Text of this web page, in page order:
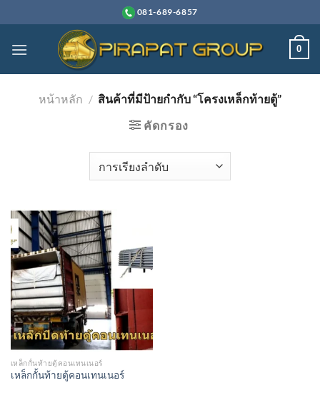
ไป
081-689-6857
0
หน้าหลัก / สินค้าที่มีป้ายกำกับ “โครงเหล็กท้ายตู้”
คัดกรอง
เหล็กกั้นท้ายตู้คอนเทนเนอร์
เหล็กกั้นท้ายตู้คอนเทนเนอร์